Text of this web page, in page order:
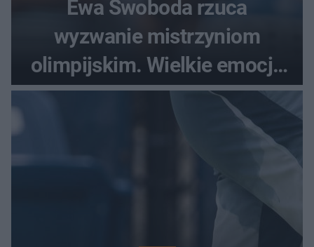
Ewa Swoboda rzuca
wyzwanie mistrzyniom
olimpijskim. Wielkie emocje
podczas Silesia Memoriału
Kamili Skolimowskiej